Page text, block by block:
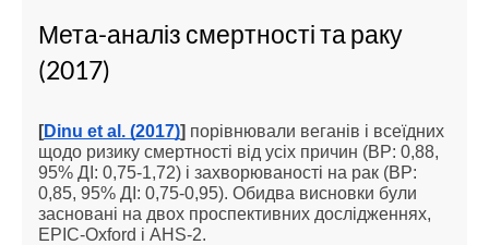
Мета-аналіз смертності та раку
(2017)
[Dinu et al. (2017)] порівнювали веганів і всеїдних
щодо ризику смертності від усіх причин (ВР: 0,88,
95% ДІ: 0,75-1,72) і захворюваності на рак (ВР:
0,85, 95% ДІ: 0,75-0,95). Обидва висновки були
засновані на двох проспективних дослідженнях,
EPIC-Oxford і AHS-2.